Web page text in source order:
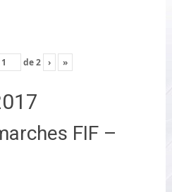
de2 › »
FIF –